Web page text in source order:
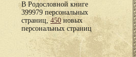
В Родословной книге
399979 персональных
страниц,450новых
персональных страниц